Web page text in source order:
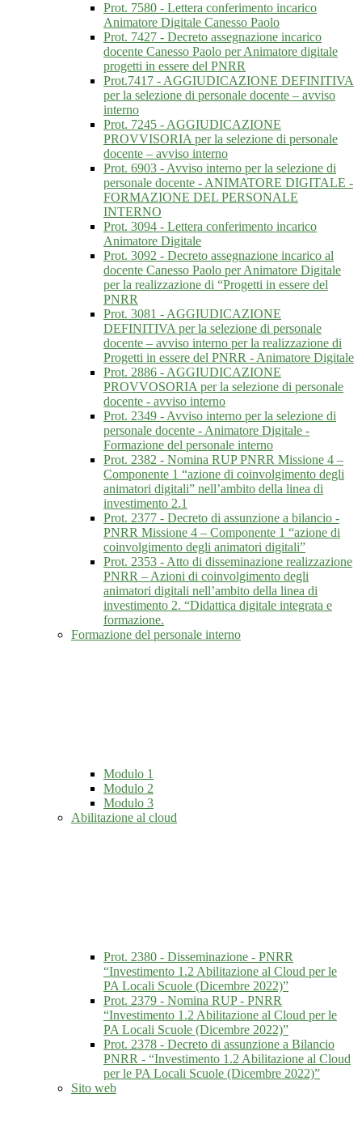
Prot. 7580 - Lettera conferimento incarico
Animatore Digitale Canesso Paolo
Prot. 7427 - Decreto assegnazione incarico
docente Canesso Paolo per Animatore digitale
progetti in essere del PNRR
Prot.7417 - AGGIUDICAZIONE DEFINITIVA
per la selezione di personale docente – avviso
interno
Prot. 7245 - AGGIUDICAZIONE
PROVVISORIA per la selezione di personale
docente – avviso interno
Prot. 6903 - Avviso interno per la selezione di
personale docente - ANIMATORE DIGITALE -
FORMAZIONE DEL PERSONALE
INTERNO
Prot. 3094 - Lettera conferimento incarico
Animatore Digitale
Prot. 3092 - Decreto assegnazione incarico al
docente Canesso Paolo per Animatore Digitale
per la realizzazione di “Progetti in essere del
PNRR
Prot. 3081 - AGGIUDICAZIONE
DEFINITIVA per la selezione di personale
docente – avviso interno per la realizzazione di
Progetti in essere del PNRR - Animatore Digitale
Prot. 2886 - AGGIUDICAZIONE
PROVVOSORIA per la selezione di personale
docente - avviso interno
Prot. 2349 - Avviso interno per la selezione di
personale docente - Animatore Digitale -
Formazione del personale interno
Prot. 2382 - Nomina RUP PNRR Missione 4 –
Componente 1 “azione di coinvolgimento degli
animatori digitali” nell’ambito della linea di
investimento 2.1
Prot. 2377 - Decreto di assunzione a bilancio -
PNRR Missione 4 – Componente 1 “azione di
coinvolgimento degli animatori digitali”
Prot. 2353 - Atto di disseminazione realizzazione
PNRR – Azioni di coinvolgimento degli
animatori digitali nell’ambito della linea di
investimento 2. “Didattica digitale integrata e
formazione.
Formazione del personale interno
Modulo 1
Modulo 2
Modulo 3
Abilitazione al cloud
Prot. 2380 - Disseminazione - PNRR
“Investimento 1.2 Abilitazione al Cloud per le
PA Locali Scuole (Dicembre 2022)”
Prot. 2379 - Nomina RUP - PNRR
“Investimento 1.2 Abilitazione al Cloud per le
PA Locali Scuole (Dicembre 2022)”
Prot. 2378 - Decreto di assunzione a Bilancio
PNRR - “Investimento 1.2 Abilitazione al Cloud
per le PA Locali Scuole (Dicembre 2022)”
Sito web